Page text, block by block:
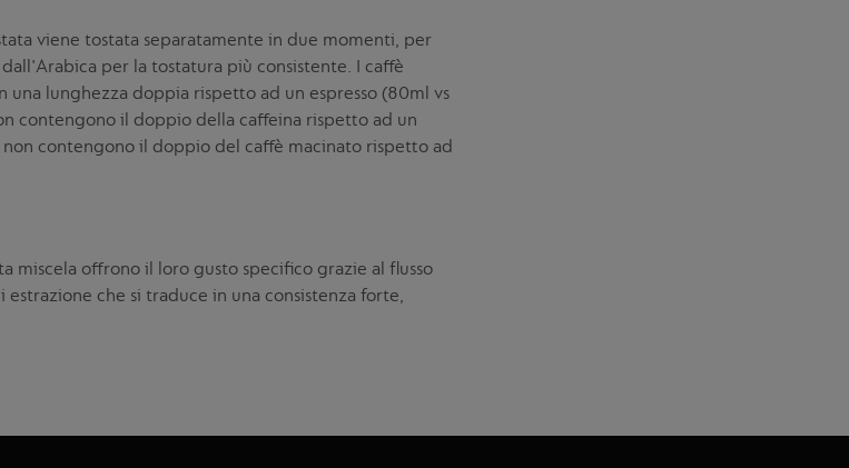
viene tostata separatamente in due momenti, per
per la tostatura più consistente. I caffè
una lunghezza doppia rispetto ad un espresso (80ml vs
contengono il doppio della caffeina rispetto ad un
non contengono il doppio del caffè macinato rispetto ad
miscela offrono il loro gusto specifico grazie al flusso
che si traduce in una consistenza forte,